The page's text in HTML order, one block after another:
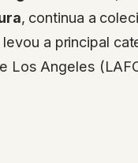
, continua a
a principal
Los Angeles